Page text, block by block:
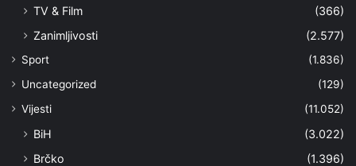
TV & Film
(366)
Zanimljivosti
(2.577)
Sport
(1.836)
Uncategorized
(129)
Vijesti
(11.052)
BiH
(3.022)
Brčko
(1.396)